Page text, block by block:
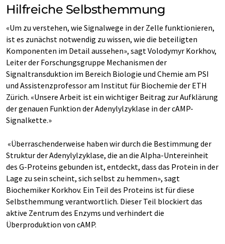
Hilfreiche Selbsthemmung
«Um zu verstehen, wie Signalwege in der Zelle funktionieren,
ist es zunächst notwendig zu wissen, wie die beteiligten
Komponenten im Detail aussehen», sagt Volodymyr Korkhov,
Leiter der Forschungsgruppe Mechanismen der
Signaltransduktion im Bereich Biologie und Chemie am PSI
und Assistenzprofessor am Institut für Biochemie der ETH
Zürich. «Unsere Arbeit ist ein wichtiger Beitrag zur Aufklärung
der genauen Funktion der Adenylylzyklase in der cAMP-
Signalkette.»
«Überraschenderweise haben wir durch die Bestimmung der
Struktur der Adenylylzyklase, die an die Alpha-Untereinheit
des G-Proteins gebunden ist, entdeckt, dass das Protein in der
Lage zu sein scheint, sich selbst zu hemmen», sagt
Biochemiker Korkhov. Ein Teil des Proteins ist für diese
Selbsthemmung verantwortlich. Dieser Teil blockiert das
aktive Zentrum des Enzyms und verhindert die
Überproduktion von cAMP.